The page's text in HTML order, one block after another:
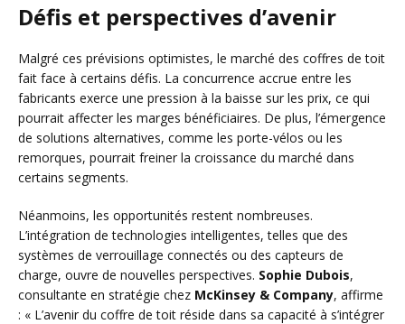
Défis et perspectives d’avenir
Malgré ces prévisions optimistes, le marché des coffres de toit
fait face à certains défis. La concurrence accrue entre les
fabricants exerce une pression à la baisse sur les prix, ce qui
pourrait affecter les marges bénéficiaires. De plus, l’émergence
de solutions alternatives, comme les porte-vélos ou les
remorques, pourrait freiner la croissance du marché dans
certains segments.
Néanmoins, les opportunités restent nombreuses.
L’intégration de technologies intelligentes, telles que des
systèmes de verrouillage connectés ou des capteurs de
charge, ouvre de nouvelles perspectives. Sophie Dubois,
consultante en stratégie chez McKinsey & Company, affirme
: « L’avenir du coffre de toit réside dans sa capacité à s’intégrer